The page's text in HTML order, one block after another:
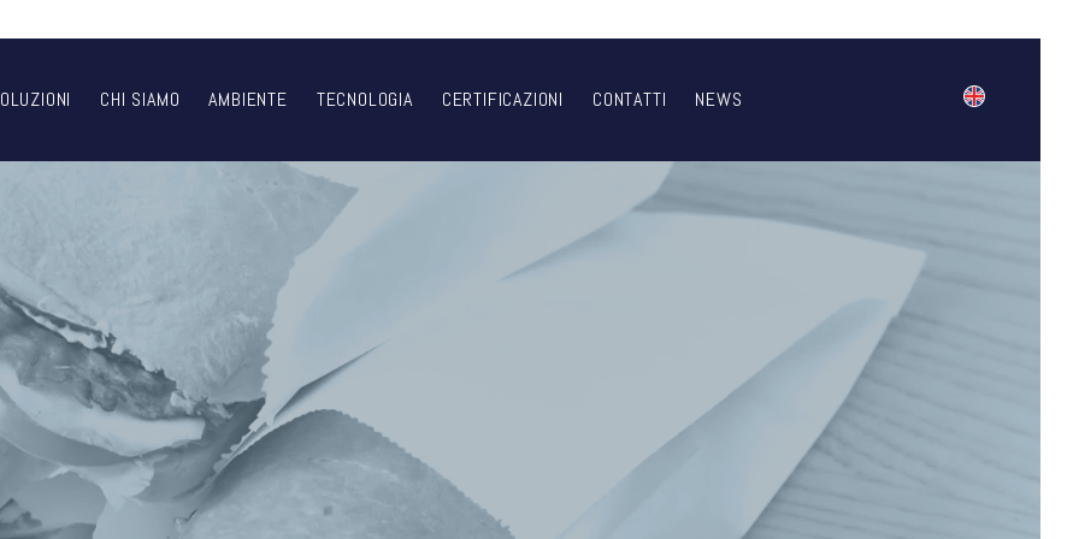
CHI SIAMO AMBIENTE TECNOLOGIA CERTIFICAZIONI CONTATTI NEWS